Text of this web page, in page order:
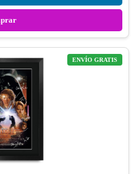
ENVÍO GRATIS